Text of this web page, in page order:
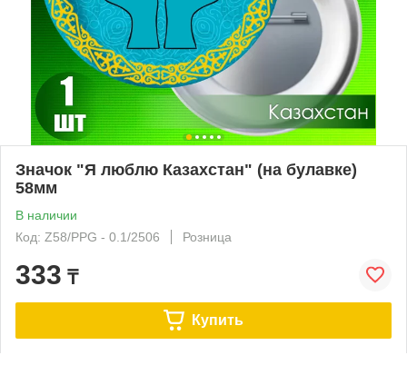
Значок "Я люблю Казахстан" (на булавке)
58мм
В наличии
Код: Z58/PPG - 0.1/2506
Розница
333 ₸
Купить